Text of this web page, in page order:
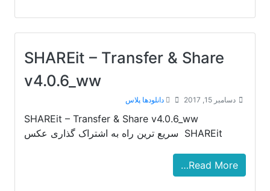
SHAREit – Transfer & Share
v4.0.6_ww
دسامبر 15, 2017 دانلودها پلاس
SHAREit – Transfer & Share v4.0.6_ww
SHAREit سریع ترین راه به اشتراک گذاری عکس
Read More…